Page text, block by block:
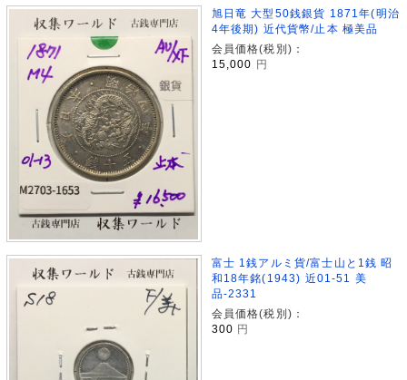
旭日竜 大型50銭銀貨 1871年(明治
4年後期) 近代貨幣/止本 極美品
会員価格(税別)：
15,000
円
富士 1銭アルミ貨/富士山と1銭 昭
和18年銘(1943) 近01-51 美
品-2331
会員価格(税別)：
300 円